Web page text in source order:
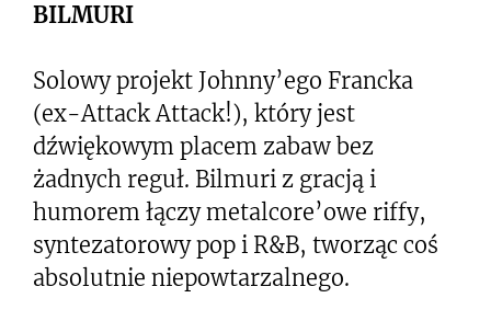
BILMURI
Solowy projekt Johnny’ego Francka
(ex-Attack Attack!), który jest
dźwiękowym placem zabaw bez
żadnych reguł. Bilmuri z gracją i
humorem łączy metalcore’owe riffy,
syntezatorowy pop i R&B, tworząc coś
absolutnie niepowtarzalnego.